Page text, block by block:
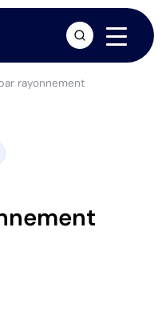
rayonnement
arrow_forward